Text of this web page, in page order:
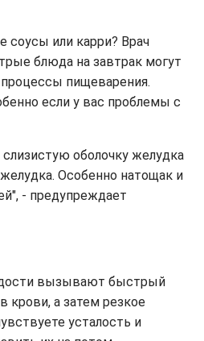
соусы или карри? Врач
блюда на завтрак могут
пищеварения.
если у вас проблемы с
оболочку желудка
Особенно натощак и
- предупреждает
вызывают быстрый
крови, а затем резкое
усталость и